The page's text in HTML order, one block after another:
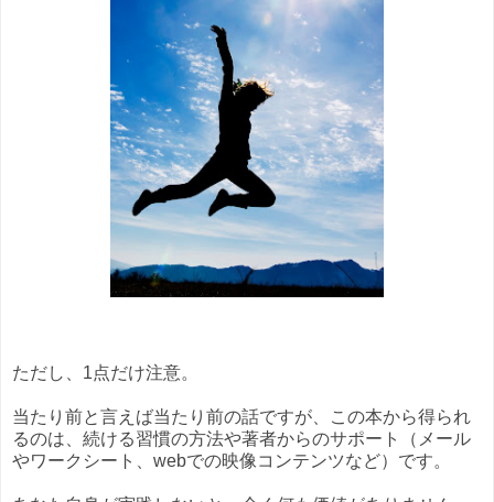
ただし、1点だけ注意。
当たり前と言えば当たり前の話ですが、この本から得られ
るのは、続ける習慣の方法や著者からのサポート（メール
やワークシート、webでの映像コンテンツなど）です。